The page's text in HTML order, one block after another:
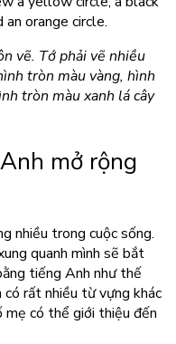
an orange circle.
vẽ. Tớ phải vẽ nhiều
tròn màu vàng, hình
tròn màu xanh lá cây
mở rộng
nhiều trong cuộc sống.
quanh mình sẽ bắt
tiếng Anh như thế
rất nhiều từ vựng khác
mẹ có thể giới thiệu đến